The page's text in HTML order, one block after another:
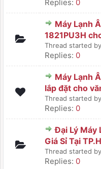
Replies: 0
Máy Lạnh
1821PU3H
Thread started by
Replies: 0
Máy Lạnh
lắp đặt cho
Thread started by
Replies: 0
Đại Lý Máy
Giá Sỉ Tại
Thread started by
Replies: 0